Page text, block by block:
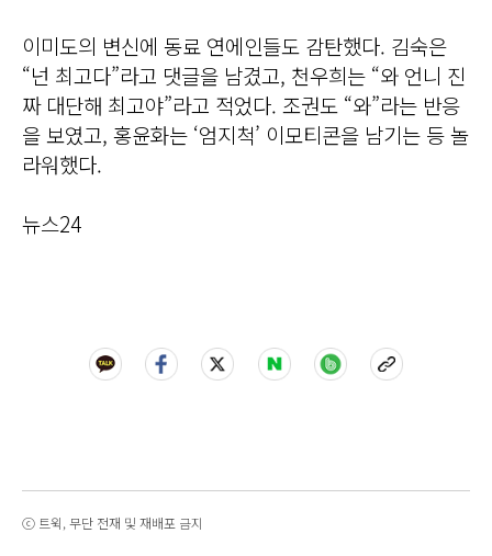
이미도의 변신에 동료 연에인들도 감탄했다. 김숙은
“넌 최고다”라고 댓글을 남겼고, 천우희는 “와 언니 진
짜 대단해 최고야”라고 적었다. 조권도 “와”라는 반응
을 보였고, 홍윤화는 ‘엄지척’ 이모티콘을 남기는 등 놀
라워했다.
뉴스24
ⓒ 트윅, 무단 전재 및 재배포 금지